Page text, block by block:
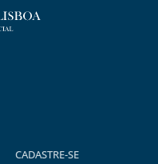
CADASTRE-SE